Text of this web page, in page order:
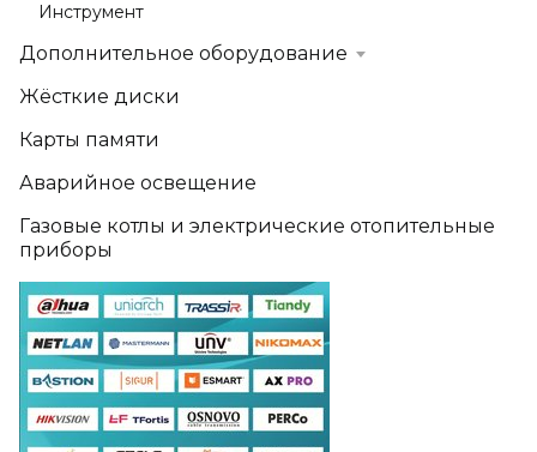
Инструмент
Дополнительное оборудование
Жёсткие диски
Карты памяти
Аварийное освещение
Газовые котлы и электрические отопительные
приборы